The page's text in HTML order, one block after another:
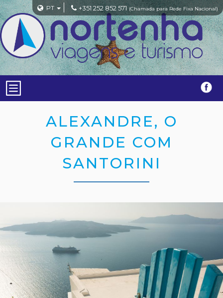
PT +351 252 852 571 (Chamada para Rede Fixa Nacional)
ALEXANDRE, O
GRANDE COM
SANTORINI